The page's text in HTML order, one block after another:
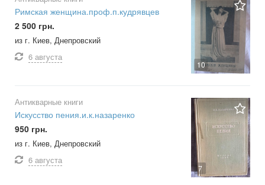
10
Римская женщина.проф.п.кудрявцев
2 500 грн.
из г. Киев, Днепровский
6 августа
7
Антикварные книги
Искусство пения.и.к.назаренко
950 грн.
из г. Киев, Днепровский
6 августа